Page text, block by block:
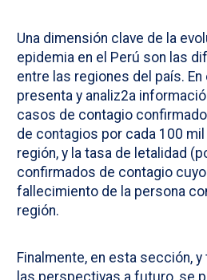
Una dimensión clave de la
epidemia en el Perú son las
entre las regiones del país.
presenta y analiz2a
casos de contagio
de contagios por cada 100
región, y la tasa de letalidad
confirmados de contagio
fallecimiento de la persona
región.
Finalmente, en esta sección,
las perspectivas a futuro, se